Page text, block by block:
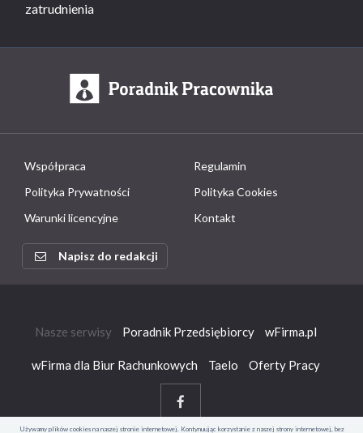
zatrudnienia
Współpraca
Regulamin
Polityka Prywatności
Polityka Cookies
Warunki licencyjne
Kontakt
Napisz do redakcji
Nasze serwisy Poradnik Przedsiębiorcy wFirma.pl
wFirma dla Biur Rachunkowych Taelo Oferty Pracy
Używamy plików cookies na naszej stronie internetowej. Kontynuując korzystanie z naszej strony internetowej, bez